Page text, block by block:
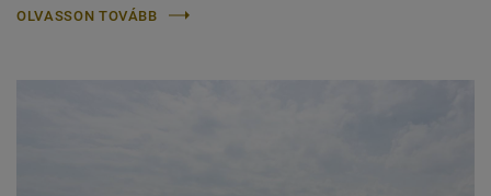
OLVASSON TOVÁBB